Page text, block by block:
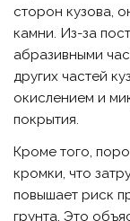
сторон кузова,
камни. Из-за
абразивными
других частей
окислением и
покрытия.
Кроме того,
кромки, что
повышает риск
грунта. Это